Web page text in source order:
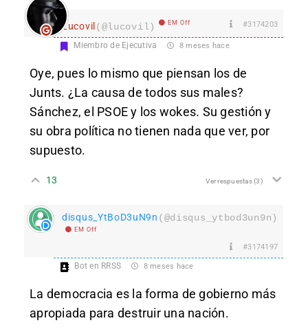
Lucovil(@lucovil) EM Off #3174203
Miembro de Ejecutiva 8 meses hace
Oye, pues lo mismo que piensan los de
Junts. ¿La causa de todos sus males?
Sánchez, el PSOE y los wokes. Su gestión y
su obra política no tienen nada que ver, por
supuesto.
13 Ver respuestas(3)
disqus_YtBoD3uN9n (@disqus_ytbod3un9n)
EM Off
#3174197
Bot en RRSS 8 meses hace
La democracia es la forma de gobierno más
apropiada para destruir una nación.